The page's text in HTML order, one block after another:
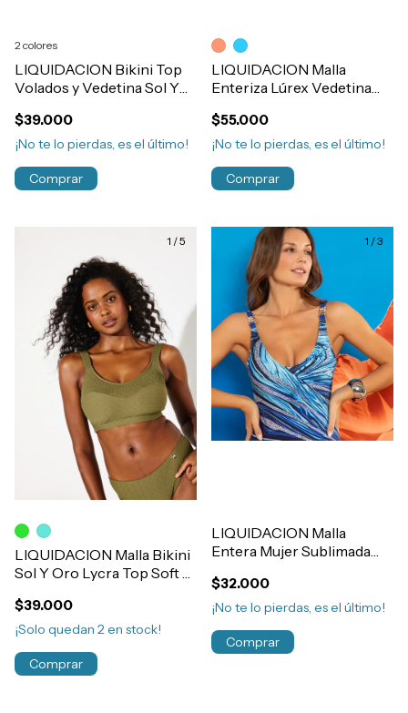
LIQUIDACION Bikini Top
Volados y Vedetina Sol Y
$39.000
¡No te lo pierdas, es el último!
2 colores
Comprar
LIQUIDACION Malla
Enteriza Lúrex Vedetina
$55.000
¡No te lo pierdas, es el último!
Comprar
1 /5
LIQUIDACION Malla Bikini
Sol Y Oro Lycra Top Soft Y
$39.000
¡Solo quedan 2en stock!
Comprar
1 /3
LIQUIDACION Malla
Entera Mujer Sublimada
$32.000
¡No te lo pierdas, es el último!
Comprar